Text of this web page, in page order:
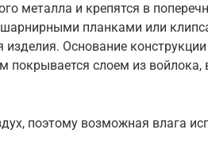
металла и крепятся в
планками или
изделия. Основание конструкции
покрывается слоем из войлока,
поэтому возможная влага